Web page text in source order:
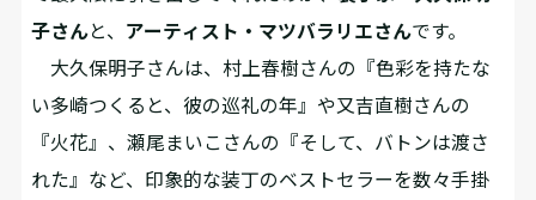
子さんと、 アーティスト・マツバラリエさんです。
大久保明子さんは、村上春樹さんの『色彩を持たな
い多崎つくると、彼の巡礼の年』や又吉直樹さんの
『火花』、瀬尾まいこさんの『そして、バトンは渡さ
れた』など、印象的な装丁のベストセラーを数々手掛